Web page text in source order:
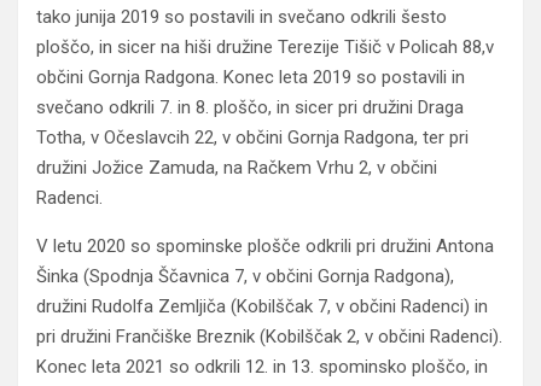
tako junija 2019 so postavili in svečano odkrili šesto
ploščo, in sicer na hiši družine Terezije Tišič v Policah 88,v
občini Gornja Radgona. Konec leta 2019 so postavili in
svečano odkrili 7. in 8. ploščo, in sicer pri družini Draga
Totha, v Očeslavcih 22, v občini Gornja Radgona, ter pri
družini Jožice Zamuda, na Račkem Vrhu 2, v občini
Radenci.
V letu 2020 so spominske plošče odkrili pri družini Antona
Šinka (Spodnja Ščavnica 7, v občini Gornja Radgona),
družini Rudolfa Zemljiča (Kobilščak 7, v občini Radenci) in
pri družini Frančiške Breznik (Kobilščak 2, v občini Radenci).
Konec leta 2021 so odkrili 12. in 13. spominsko ploščo, in